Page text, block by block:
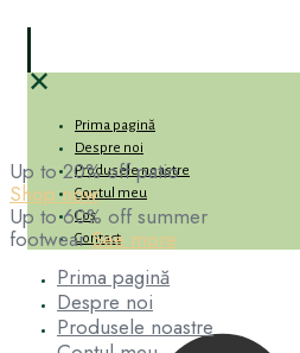
✕
Prima pagină
Despre noi
Produsele noastre
Contul meu
Coș
Contact
Up to 20% off patio
Shop now
Up to 60% off summer
footwearSee more
Prima pagină
Despre noi
Produsele noastre